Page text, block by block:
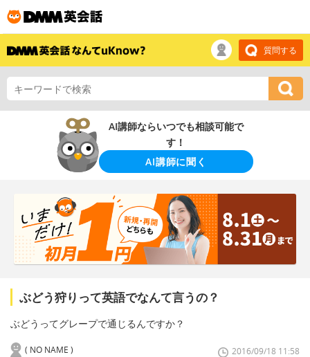
質問する
AI講師ならいつでも相談可能で
す！
AI講師に聞く
ぶどう狩りって英語でなんて言うの？
ぶどうってグレープで通じるんですか？
( NO NAME ) 2016/09/18 11:58